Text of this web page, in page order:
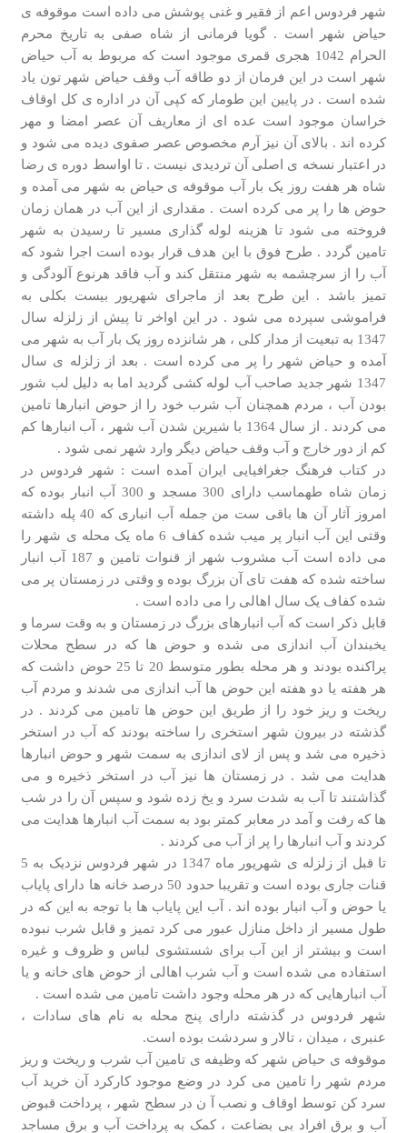
شهر فردوس اعم از فقیر و غنی پوشش می داده است موقوفه ی
حیاض شهر است . گویا فرمانی از شاه صفی به تاریخ محرم
الحرام 1042 هجری قمری موجود است که مربوط به آب حیاض
شهر است در این فرمان از دو طاقه آب وقف حیاض شهر تون یاد
شده است . در پایین این طومار که کپی آن در اداره ی کل اوقاف
خراسان موجود است عده ای از معاریف آن عصر امضا و مهر
کرده اند . بالای آن نیز آرم مخصوص عصر صفوی دیده می شود و
در اعتبار نسخه ی اصلی آن تردیدی نیست . تا اواسط دوره ی رضا
شاه هر هفت روز یک بار آب موقوفه ی حیاض به شهر می آمده و
حوض ها را پر می کرده است . مقداری از این آب در همان زمان
فروخته می شود تا هزینه لوله گذاری مسیر تا رسیدن به شهر
تامین گردد . طرح فوق با این هدف قرار بوده است اجرا شود که
آب را از سرچشمه به شهر منتقل کند و آب فاقد هرنوع آلودگی و
تمیز باشد . این طرح بعد از ماجرای شهریور بیست بکلی به
فراموشی سپرده می شود . در این اواخر تا پیش از زلزله سال
1347 به تبعیت از مدار کلی ، هر شانزده روز یک بار آب به شهر می
آمده و حیاض شهر را پر می کرده است . بعد از زلزله ی سال
1347 شهر جدید صاحب آب لوله کشی گردید اما به دلیل لب شور
بودن آب ، مردم همچنان آب شرب خود را از حوض انبارها تامین
می کردند . از سال 1364 با شیرین شدن آب شهر ، آب انبارها کم
کم از دور خارج و آب وقف حیاض دیگر وارد شهر نمی شود .
در کتاب فرهنگ جغرافیایی ایران آمده است : شهر فردوس در
زمان شاه طهماسب دارای 300 مسجد و 300 آب انبار بوده که
امروز آثار آن ها باقی ست من جمله آب انباری که 40 پله داشته
وقتی این آب انبار پر میب شده کفاف 6 ماه یک محله ی شهر را
می داده است آب مشروب شهر از قنوات تامین و 187 آب انبار
ساخته شده که هفت تای آن بزرگ بوده و وقتی در زمستان پر می
شده کفاف یک سال اهالی را می داده است .
قابل ذکر است که آب انبارهای بزرگ در زمستان و به وقت سرما و
یخبندان آب اندازی می شده و حوض ها که در سطح محلات
پراکنده بودند و هر محله بطور متوسط 20 تا 25 حوض داشت که
هر هفته یا دو هفته این حوض ها آب اندازی می شدند و مردم آب
ریخت و ریز خود را از طریق این حوض ها تامین می کردند . در
گذشته در بیرون شهر استخری را ساخته بودند که آب در استخر
ذخیره می شد و پس از لای اندازی به سمت شهر و حوض انبارها
هدایت می شد . در زمستان ها نیز آب در استخر ذخیره و می
گذاشتند تا آب به شدت سرد و یخ زده شود و سپس آن را در شب
ها که رفت و آمد در معابر کمتر بود به سمت آب انبارها هدایت می
کردند و آب انبارها را پر از آب می کردند .
تا قبل از زلزله ی شهریور ماه 1347 در شهر فردوس نزدیک به 5
قنات جاری بوده است و تقریبا حدود 50 درصد خانه ها دارای پایاب
یا حوض و آب انبار بوده اند . آب این پایاب ها با توجه به این که در
طول مسیر از داخل منازل عبور می کرد تمیز و قابل شرب نبوده
است و بیشتر از این آب برای شستشوی لباس و ظروف و غیره
استفاده می شده است و آب شرب اهالی از حوض های خانه و یا
آب انبارهایی که در هر محله وجود داشت تامین می شده است .
شهر فردوس در گذشته دارای پنج محله به نام های سادات ،
عنبری ، میدان ، تالار و سردشت بوده است.
موقوفه ی حیاض شهر که وظیفه ی تامین آب شرب و ریخت و ریز
مردم شهر را تامین می کرد در وضع موجود کارکرد آن خرید آب
سرد کن توسط اوقاف و نصب آ ن در سطح شهر ، پرداخت قبوض
آب و برق افراد بی بضاعت ، کمک به پرداخت آب و برق مساجد